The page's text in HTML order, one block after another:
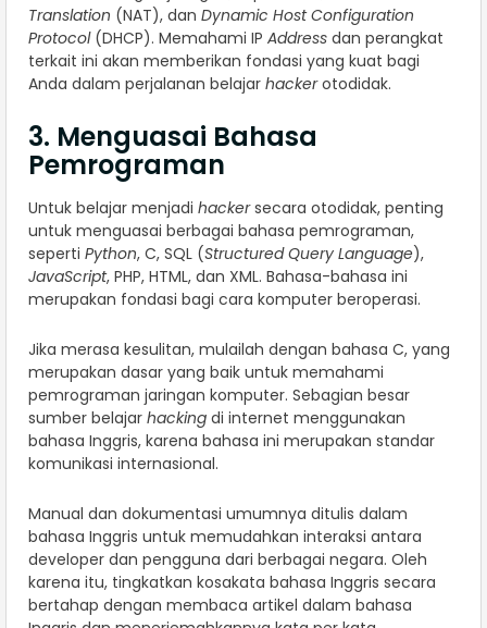
Translation (NAT), dan Dynamic Host Configuration
Protocol(DHCP). Memahami IP Address dan perangkat
terkait ini akan memberikan fondasi yang kuat bagi
Anda dalam perjalanan belajar hackerotodidak.
3. Menguasai Bahasa
Pemrograman
Untuk belajar menjadi hackersecara otodidak, penting
untuk menguasai berbagai bahasa pemrograman,
seperti Python, C, SQL (Structured Query Language),
JavaScript, PHP, HTML, dan XML. Bahasa-bahasa ini
merupakan fondasi bagi cara komputer beroperasi.
Jika merasa kesulitan, mulailah dengan bahasa C, yang
merupakan dasar yang baik untuk memahami
pemrograman jaringan komputer. Sebagian besar
sumber belajar hacking di internet menggunakan
bahasa Inggris, karena bahasa ini merupakan standar
komunikasi internasional.
Manual dan dokumentasi umumnya ditulis dalam
bahasa Inggris untuk memudahkan interaksi antara
developer dan pengguna dari berbagai negara. Oleh
karena itu, tingkatkan kosakata bahasa Inggris secara
bertahap dengan membaca artikel dalam bahasa